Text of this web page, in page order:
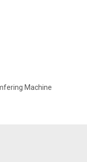
Machine